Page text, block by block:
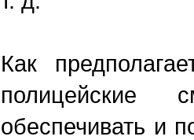
Как
полицейские
обеспечивать и